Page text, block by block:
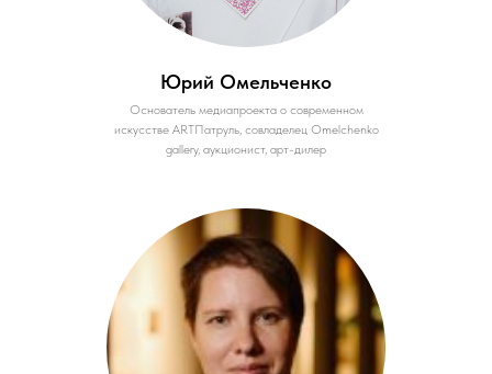
Юрий Омельченко
Основатель медиапроекта о современном
искусстве ARTПатруль, совладелец Omelchenko
gallery, аукционист, арт-дилер